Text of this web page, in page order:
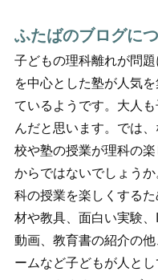
ふたばのブログに
子どもの理科離れが問
を中心とした塾が人気
ているようです。大人
んだと思います。では
校や塾の授業が理科の
からではないでしょう
科の授業を楽しくする
材や教具、面白い実験
動画、教育書の紹介の
ームなど子どもが人と